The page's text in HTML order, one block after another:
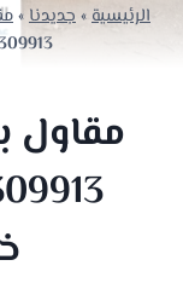
الرئيسية»جديدنا»
0541309913 بناء
مقاول